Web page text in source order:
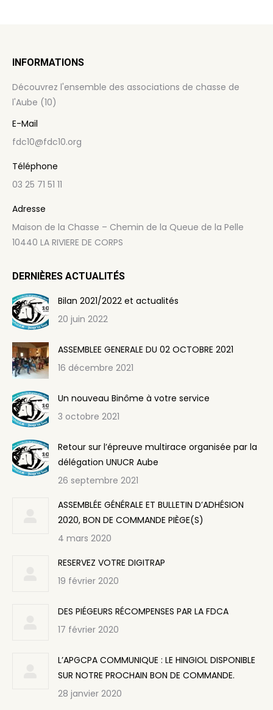
INFORMATIONS
Découvrez l'ensemble des associations de chasse de
l'Aube (10)
E-Mail
fdc10@fdc10.org
Téléphone
03 25 71 51 11
Adresse
Maison de la Chasse – Chemin de la Queue de la Pelle
10440 LA RIVIERE DE CORPS
DERNIÈRES ACTUALITÉS
Bilan 2021/2022 et actualités
20 juin 2022
ASSEMBLEE GENERALE DU 02 OCTOBRE 2021
16 décembre 2021
Un nouveau Binôme à votre service
3 octobre 2021
Retour sur l’épreuve multirace organisée par la
délégation UNUCR Aube
26 septembre 2021
ASSEMBLÉE GÉNÉRALE ET BULLETIN D’ADHÉSION
2020, BON DE COMMANDE PIÈGE(S)
4 mars 2020
RESERVEZ VOTRE DIGITRAP
19 février 2020
DES PIÉGEURS RÉCOMPENSES PAR LA FDCA
17 février 2020
L’APGCPA COMMUNIQUE : LE HINGIOL DISPONIBLE
SUR NOTRE PROCHAIN BON DE COMMANDE.
28 janvier 2020